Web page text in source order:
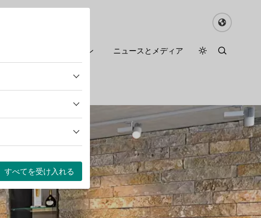
日本におけるドイツワイン ニュースとメディア デイモード
ダークモード
すべてを受け入れる